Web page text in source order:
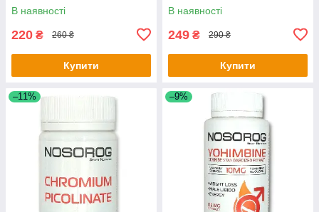
В наявності
220 ₴ 260 ₴
Купити
В наявності
249 ₴ 290 ₴
Купити
–11% –9%